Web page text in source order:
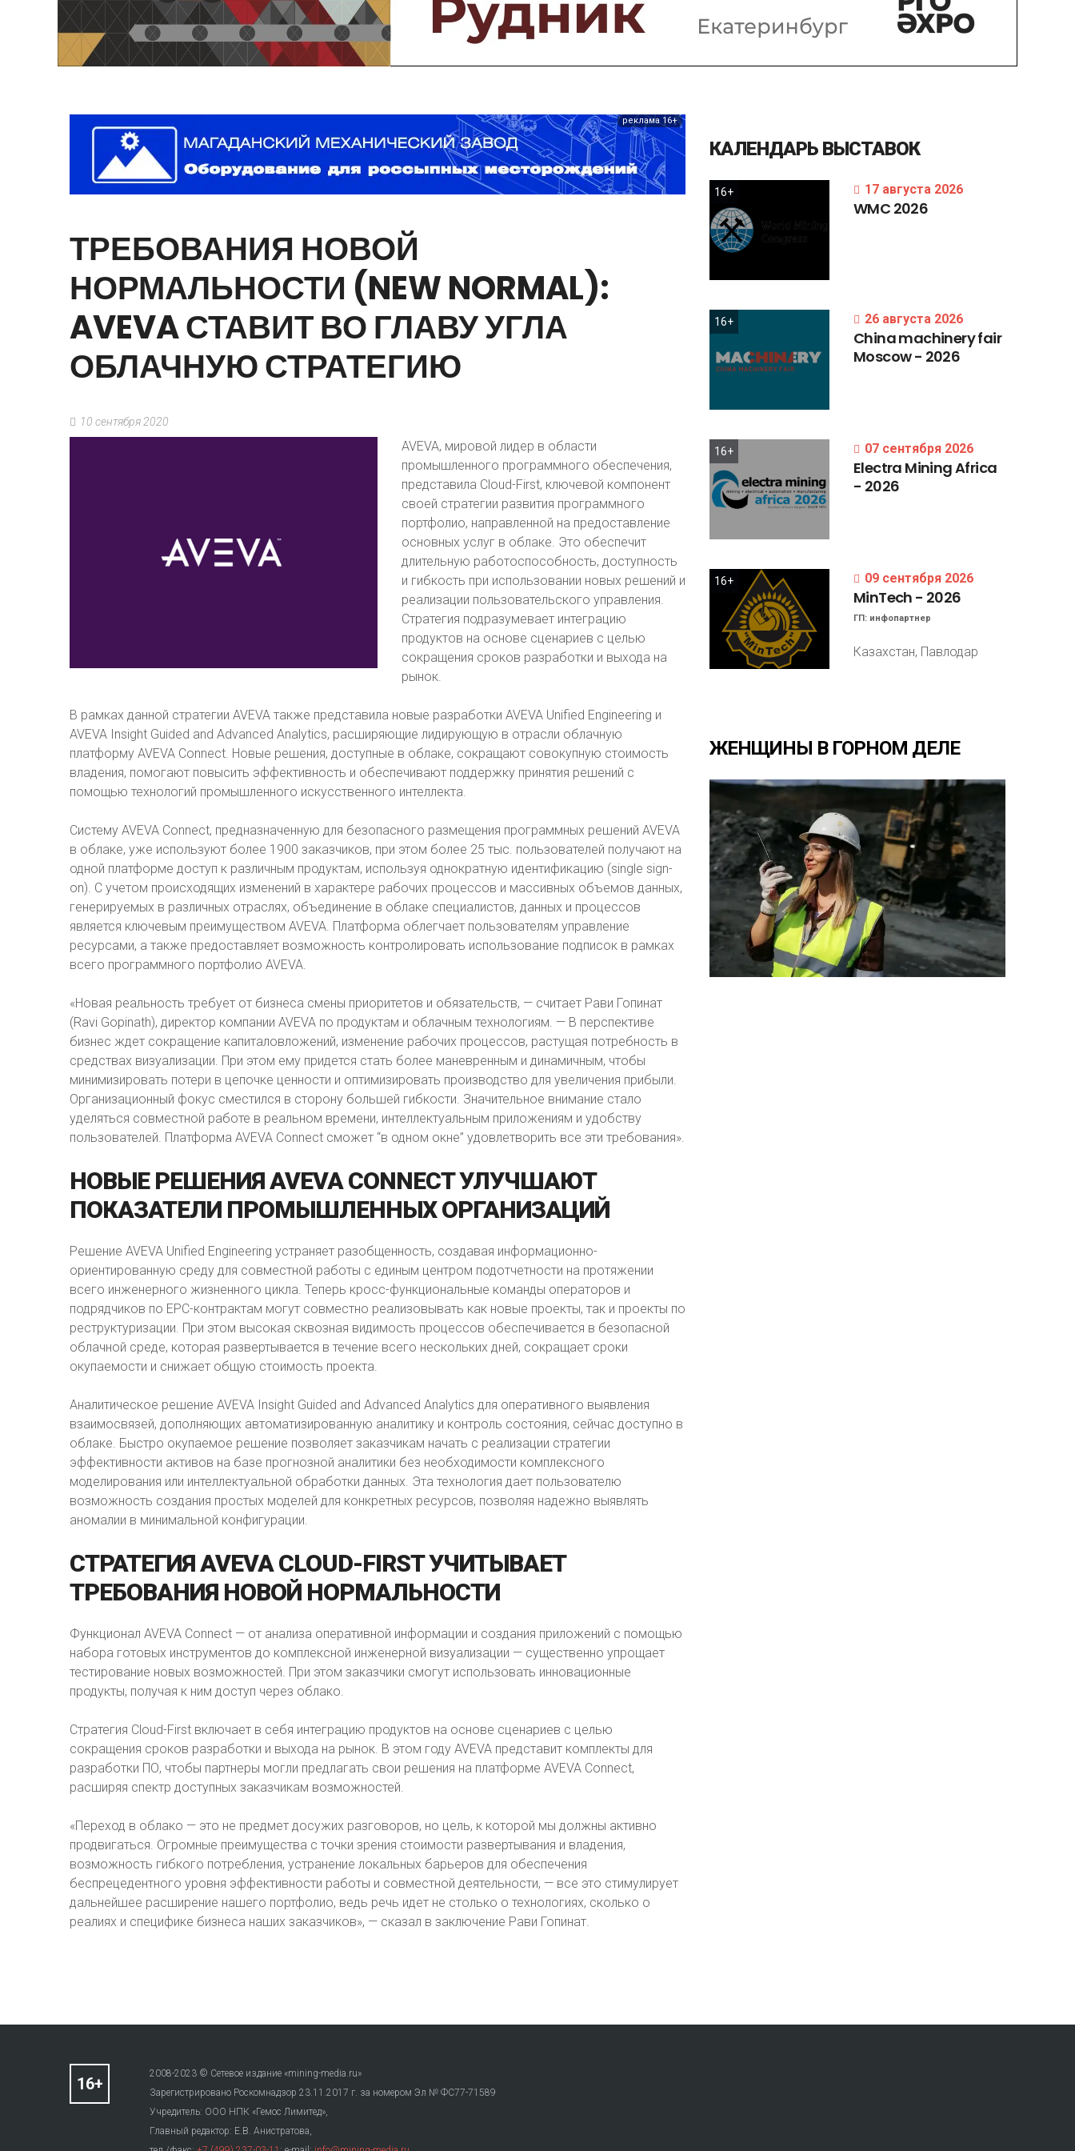
Предприятия и компании
Интервью
Выставки, Конференции
реклама 16+
ТРЕБОВАНИЯ НОВОЙ
НОРМАЛЬНОСТИ (NEWNORMAL):
AVEVAСТАВИТВОГЛАВУУГЛА
ОБЛАЧНУЮСТРАТЕГИЮ
10 сентября 2020
AVEVA, мировой лидер в области
промышленного программного обеспечения,
представила Cloud-First, ключевой компонент
своей стратегии развития программного
портфолио, направленной на предоставление
основных услуг в облаке. Это обеспечит
длительную работоспособность, доступность
и гибкость при использовании новых решений и
реализации пользовательского управления.
Стратегия подразумевает интеграцию
продуктов на основе сценариев с целью
сокращения сроков разработки и выхода на
рынок.
В рамках данной стратегии AVEVA также представила новые разработки AVEVA Unified Engineering и
AVEVA Insight Guided and Advanced Analytics, расширяющие лидирующую в отрасли облачную
платформу AVEVA Connect. Новые решения, доступные в облаке, сокращают совокупную стоимость
владения, помогают повысить эффективность и обеспечивают поддержку принятия решений с
помощью технологий промышленного искусственного интеллекта.
Систему AVEVA Connect, предназначенную для безопасного размещения программных решений AVEVA
в облаке, уже используют более 1900 заказчиков, при этом более 25 тыс. пользователей получают на
одной платформе доступ к различным продуктам, используя однократную идентификацию (single sign-
on). С учетом происходящих изменений в характере рабочих процессов и массивных объемов данных,
генерируемых в различных отраслях, объединение в облаке специалистов, данных и процессов
является ключевым преимуществом AVEVA. Платформа облегчает пользователям управление
ресурсами, а также предоставляет возможность контролировать использование подписок в рамках
всего программного портфолио AVEVA.
«Новая реальность требует от бизнеса смены приоритетов и обязательств, — считает Рави Гопинат
(Ravi Gopinath), директор компании AVEVA по продуктам и облачным технологиям. — В перспективе
бизнес ждет сокращение капиталовложений, изменение рабочих процессов, растущая потребность в
средствах визуализации. При этом ему придется стать более маневренным и динамичным, чтобы
минимизировать потери в цепочке ценности и оптимизировать производство для увеличения прибыли.
Организационный фокус сместился в сторону большей гибкости. Значительное внимание стало
уделяться совместной работе в реальном времени, интеллектуальным приложениям и удобству
пользователей. Платформа AVEVA Connect сможет “в одном окне” удовлетворить все эти требования».
НОВЫЕ РЕШЕНИЯAVEVA CONNECTУЛУЧШАЮТ
ПОКАЗАТЕЛИ ПРОМЫШЛЕННЫХ ОРГАНИЗАЦИЙ
Решение AVEVA Unified Engineering устраняет разобщенность, создавая информационно-
ориентированную среду для совместной работы с единым центром подотчетности на протяжении
всего инженерного жизненного цикла. Теперь кросс-функциональные команды операторов и
подрядчиков по EPC-контрактам могут совместно реализовывать как новые проекты, так и проекты по
реструктуризации. При этом высокая сквозная видимость процессов обеспечивается в безопасной
облачной среде, которая развертывается в течение всего нескольких дней, сокращает сроки
окупаемости и снижает общую стоимость проекта.
Аналитическое решение AVEVA Insight Guided and Advanced Analytics для оперативного выявления
взаимосвязей, дополняющих автоматизированную аналитику и контроль состояния, сейчас доступно в
облаке. Быстро окупаемое решение позволяет заказчикам начать с реализации стратегии
эффективности активов на базе прогнозной аналитики без необходимости комплексного
моделирования или интеллектуальной обработки данных. Эта технология дает пользователю
возможность создания простых моделей для конкретных ресурсов, позволяя надежно выявлять
аномалии в минимальной конфигурации.
СТРАТЕГИЯAVEVA CLOUD-FIRSTУЧИТЫВАЕТ
ТРЕБОВАНИЯ НОВОЙ НОРМАЛЬНОСТИ
Функционал AVEVA Connect — от анализа оперативной информации и создания приложений с помощью
набора готовых инструментов до комплексной инженерной визуализации — существенно упрощает
тестирование новых возможностей. При этом заказчики смогут использовать инновационные
продукты, получая к ним доступ через облако.
Стратегия Cloud-First включает в себя интеграцию продуктов на основе сценариев с целью
сокращения сроков разработки и выхода на рынок. В этом году AVEVA представит комплекты для
разработки ПО, чтобы партнеры могли предлагать свои решения на платформе AVEVA Connect,
расширяя спектр доступных заказчикам возможностей.
«Переход в облако — это не предмет досужих разговоров, но цель, к которой мы должны активно
продвигаться. Огромные преимущества с точки зрения стоимости развертывания и владения,
возможность гибкого потребления, устранение локальных барьеров для обеспечения
беспрецедентного уровня эффективности работы и совместной деятельности, — все это стимулирует
дальнейшее расширение нашего портфолио, ведь речь идет не столько о технологиях, сколько о
реалиях и специфике бизнеса наших заказчиков», — сказал в заключение Рави Гопинат.
КАЛЕНДАРЬ ВЫСТАВОК
16+ 17 августа 2026
WMC 2026
16+ 26 августа 2026
Chinamachineryfair
Moscow- 2026
16+ 07 сентября 2026
Electra MiningAfrica
- 2026
16+ 09 сентября 2026
MinTech - 2026
ГП: инфопартнер
Казахстан, Павлодар
ЖЕНЩИНЫ В ГОРНОМ ДЕЛЕ
2008-2023 © Сетевое издание «mining-media.ru»
Зарегистрировано Роскомнадзор 23.11.2017 г. за номером Эл № ФС77-71589
Учредитель: ООО НПК «Гемос Лимитед»,
Главный редактор: Е.В. Анистратова,